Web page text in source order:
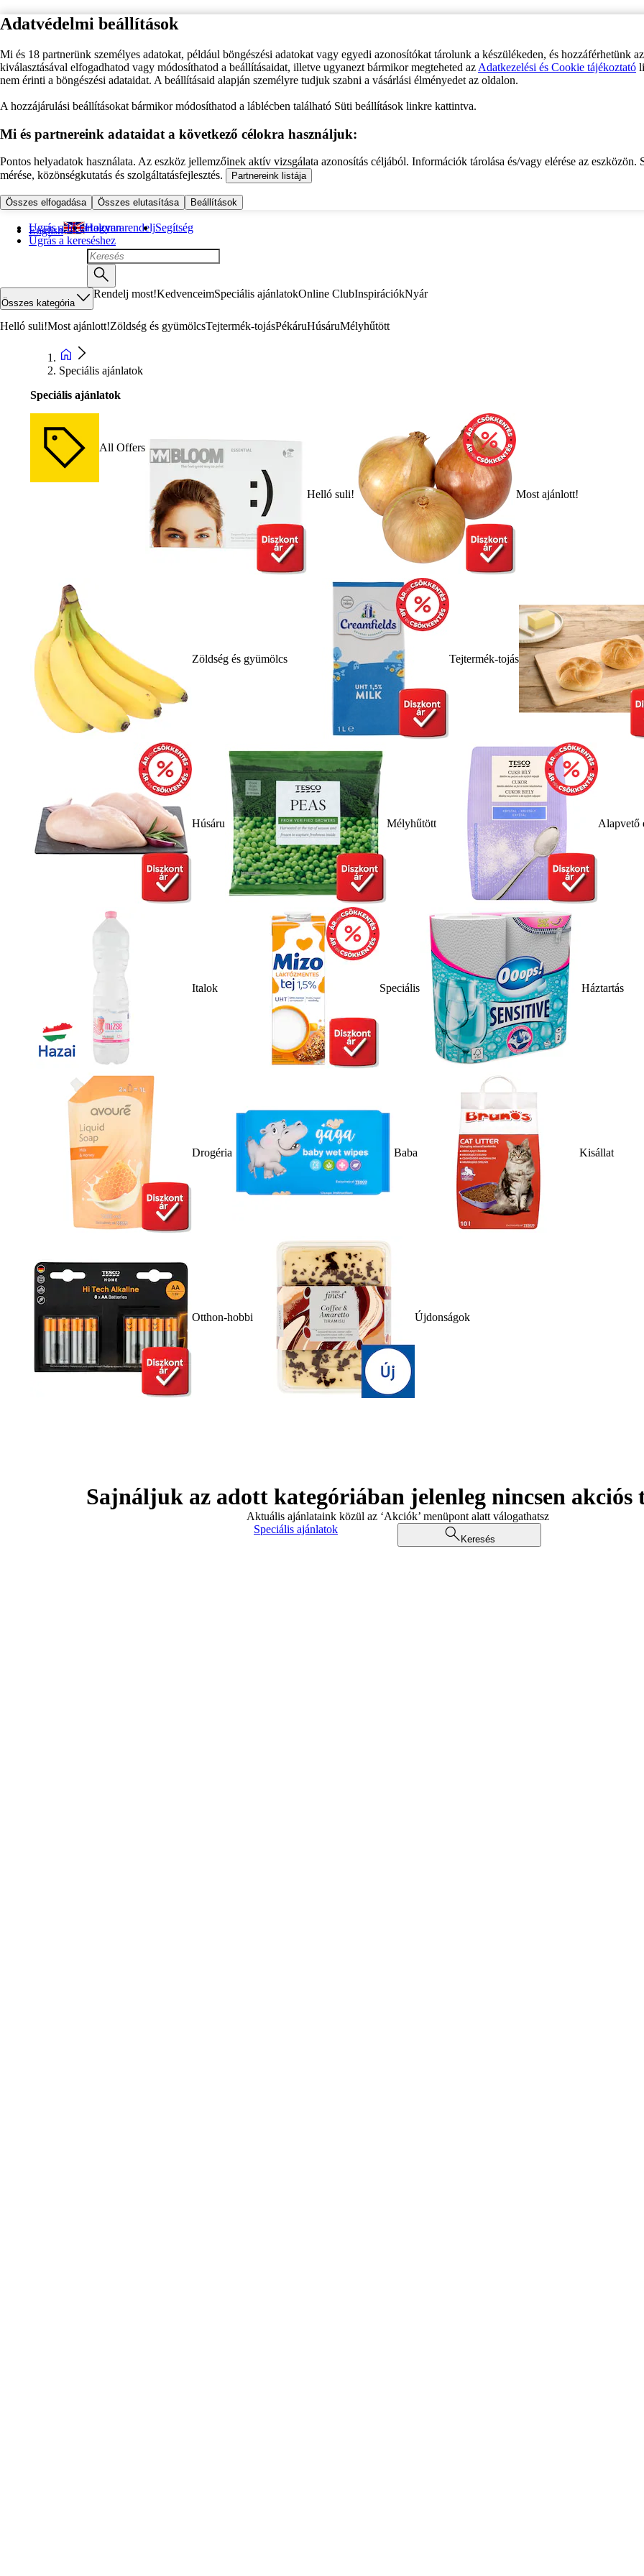
Adatvédelmi beállítások
Mi és 18 partnerünk személyes adatokat, például böngészési adatokat vagy egyedi azonosítókat tárolunk a készülékeden, és hozzáférhetünk
kiválasztásával elfogadhatod vagy módosíthatod a beállításaidat, illetve ugyanezt bármikor megteheted az Adatkezelési és Cookie tájékoztató
nem érinti a böngészési adataidat. A beállításaid alapján személyre tudjuk szabni a vásárlási élményedet az oldalon.
A hozzájárulási beállításokat bármikor módosíthatod a láblécben található Süti beállítások linkre kattintva.
Mi és partnereink adataidat a következő célokra használjuk:
Pontos helyadatok használata. Az eszköz jellemzőinek aktív vizsgálata azonosítás céljából. Információk tárolása és/vagy elérése az eszközön.
mérése, közönségkutatás és szolgáltatásfejlesztés.
Partnereink listája
Összes elfogadása Összes elutasítása Beállítások
Ugrás a fő tartalomra
Ugrás a kereséshez
English Hogyan rendeljSegítség
Összes kategória
Rendelj most!KedvenceimSpeciális ajánlatokOnline ClubInspirációkNyár
Helló suli!Most ajánlott!Zöldség és gyümölcsTejtermék-tojásPékáruHúsáruMélyhűtött
Speciális ajánlatok
Speciális ajánlatok
All Offers
Helló suli! Most ajánlott!
Zöldség és gyümölcs Tejtermék-tojás
Húsáru Mélyhűtött Alapvető
Italok Speciális Háztartás
Drogéria Baba Kisállat
Otthon-hobbi Újdonságok
Sajnáljuk az adott kategóriában jelenleg nincsen akciós
Aktuális ajánlataink közül az ‘Akciók’ menüpont alatt válogathatsz
Speciális ajánlatok
Keresés